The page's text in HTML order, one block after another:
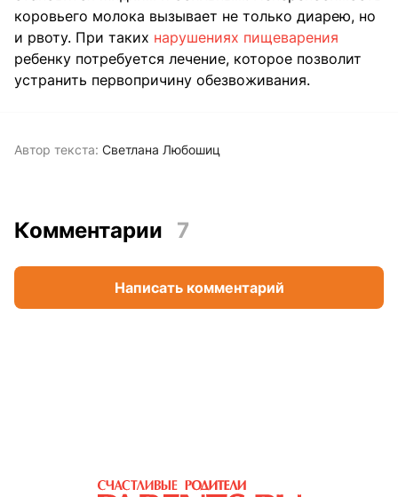
коровьего молока вызывает не только диарею, но
и рвоту. При таких нарушениях пищеварения
ребенку потребуется лечение, которое позволит
устранить первопричину обезвоживания.
Автор текста: Светлана Любошиц
Комментарии 7
Написать комментарий